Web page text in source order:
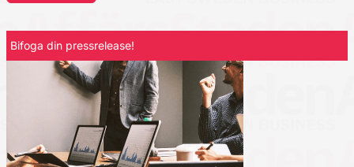
Bifoga din pressrelease!